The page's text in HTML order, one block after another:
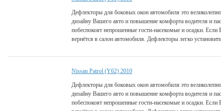
Дефлекторы для боковых окон автомобиля это
дизайну Вашего авто и повышение комфорта водителя и
побеспокоят непрошенные гости-насекомые и осадки.
вернётся в салон автомобиля. Дефлекторы легко
Nissan Patrol (Y62) 2010
Дефлекторы для боковых окон автомобиля это
дизайну Вашего авто и повышение комфорта водителя и
побеспокоят непрошенные гости-насекомые и осадки.